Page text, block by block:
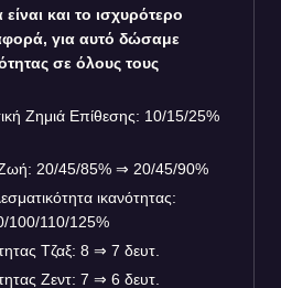
και το ισχυρότερο
για αυτό δώσαμε
σε όλους τους
Ζημιά Επίθεσης: 10/15/25%
20/45/85% ⇒ 20/45/90%
ικανότητας:
100/110/125%
Τζαξ: 8 ⇒ 7 δευτ.
Ζεντ: 7 ⇒ 6 δευτ.